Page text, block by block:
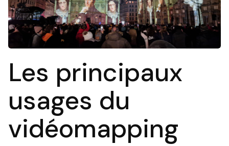
Les principaux
usages du
vidéomapping